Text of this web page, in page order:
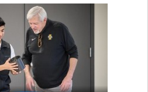
FEVER
ABDOMINAL PAIN
VOMITING (REGURGITATION)
HEALTH LITERACY